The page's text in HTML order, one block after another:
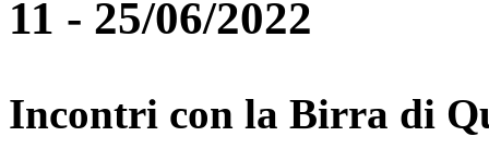
11 - 25/06/2022
Incontri con la Birra di